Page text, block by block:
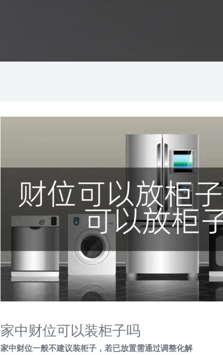
家中财位可以装柜子吗
家中财位一般不建议装柜子，若已放置需通过调整化解